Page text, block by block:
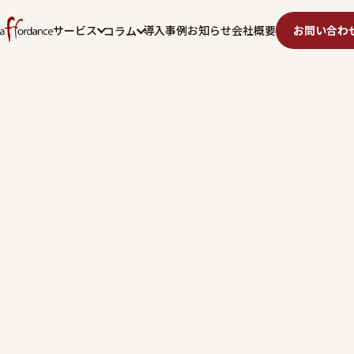
サービス コラム 導入事例お知らせ会社概要 お問い合わ